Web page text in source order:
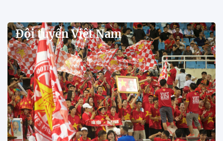
Đội tuyển Việt Nam